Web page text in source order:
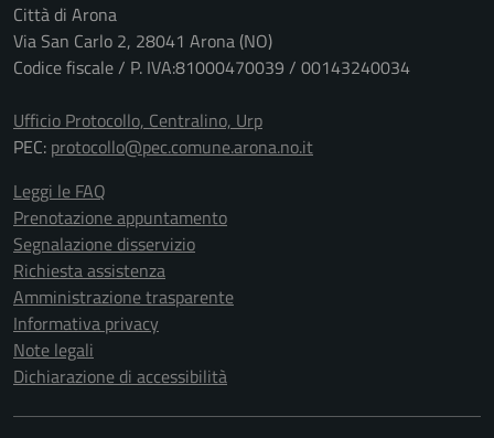
Città di Arona
Via San Carlo 2, 28041 Arona (NO)
Codice fiscale / P. IVA:81000470039 / 00143240034
Ufficio Protocollo, Centralino, Urp
PEC: protocollo@pec.comune.arona.no.it
Leggi le FAQ
Prenotazione appuntamento
Segnalazione disservizio
Richiesta assistenza
Amministrazione trasparente
Informativa privacy
Note legali
Dichiarazione di accessibilità